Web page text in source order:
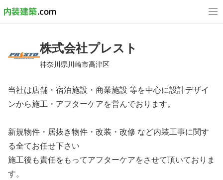
株式会社プレスト
神奈川県川崎市高津区
当社は店舗・宿泊施設・商業施設 等を中心に設計デザイ
ンから施工・アフターケアを営んでおります。
新規物件・居抜き物件・改装・改修 など内装工事に関す
る全てお任せ下さい
施工後も責任をもってアフターケアをさせて頂いておりま
す。